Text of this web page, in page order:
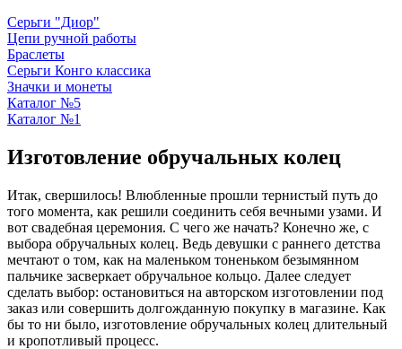
Серьги "Диор"
Цепи ручной работы
Браслеты
Серьги Конго классика
Значки и монеты
Каталог №5
Каталог №1
Изготовление обручальных колец
Итак, свершилось! Влюбленные прошли тернистый путь до
того момента, как решили соединить себя вечными узами. И
вот свадебная церемония. С чего же начать? Конечно же, с
выбора обручальных колец. Ведь девушки с раннего детства
мечтают о том, как на маленьком тоненьком безымянном
пальчике засверкает обручальное кольцо. Далее следует
сделать выбор: остановиться на авторском изготовлении под
заказ или совершить долгожданную покупку в магазине. Как
бы то ни было, изготовление обручальных колец длительный
и кропотливый процесс.